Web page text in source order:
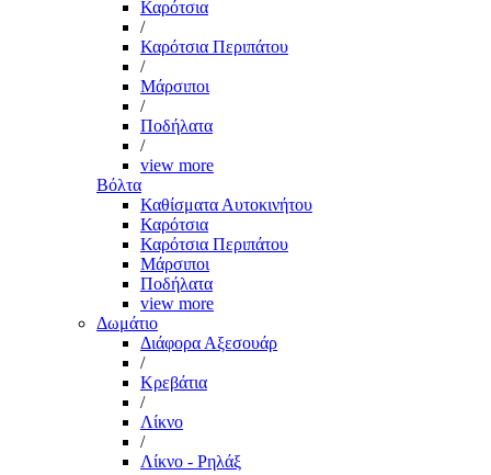
Καρότσια
/
Καρότσια Περιπάτου
/
Μάρσιποι
/
Ποδήλατα
/
view more
Βόλτα
Καθίσματα Αυτοκινήτου
Καρότσια
Καρότσια Περιπάτου
Μάρσιποι
Ποδήλατα
view more
Δωμάτιο
Διάφορα Αξεσουάρ
/
Κρεβάτια
/
Λίκνο
/
Λίκνο - Ρηλάξ